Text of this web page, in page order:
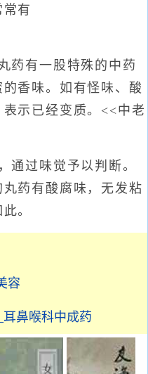
有
有一股特殊的中药
香味。如有怪味、酸
示已经变质。<<中老
过味觉予以判断。
药有酸腐味，无发粘
。
容
鼻喉科中成药